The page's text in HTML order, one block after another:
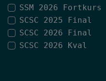
SSM 2026 Fortkurs
SCSC 2025 Final
SCSC 2026 Final
SCSC 2026 Kval